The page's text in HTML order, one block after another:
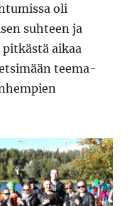
oli
suhteen ja
pitkästä aikaa
teema-